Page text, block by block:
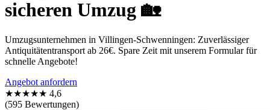
sicheren Umzug 🏡
Umzugsunternehmen in Villingen-Schwenningen: Zuverlässiger
Antiquitätentransport ab 26€. Spare Zeit mit unserem Formular für
schnelle Angebote!
Angebot anfordern
★★★★★ 4,6
(595 Bewertungen)